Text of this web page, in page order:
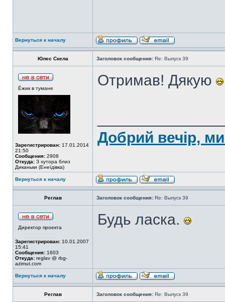
Вернуться к началу
Юлес Скела Заголовок сообщения: Re: Выпуск 39
Ёжик в тумане
Зарегистрирован: 17.01.2014
21:50
Сообщения: 2908
Откуда: З хутора близ
Диканьки (Енеїдівка)
Отримав! Дякую
Добрий вечір,
Вернуться к началу
Реглав Заголовок сообщения: Re: Выпуск 39
Директор проекта
Зарегистрирован: 10.01.2007
15:41
Сообщения: 1603
Откуда: reglav @ rbg-
azimut.com
Будь ласка.
Вернуться к началу
Реглав Заголовок сообщения: Re: Выпуск 39